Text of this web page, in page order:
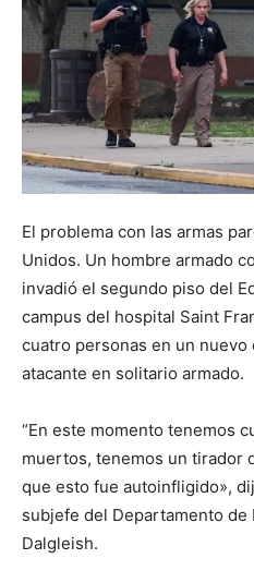
El problema con las armas
Unidos. Un hombre armado
invadió el segundo piso del
campus del hospital Saint
cuatro personas en un
atacante en solitario armado.
“En este momento tenemos
muertos, tenemos un tirador
que esto fue autoinfligido»,
subjefe del Departamento de
Dalgleish.